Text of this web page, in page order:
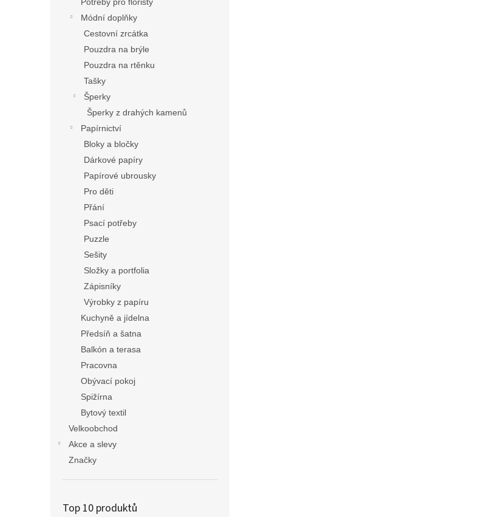
Módní doplňky
Cestovní zrcátka
Pouzdra na brýle
Pouzdra na rtěnku
Tašky
Šperky
Šperky z drahých kamenů
Papírnictví
Bloky a bločky
Dárkové papíry
Papírové ubrousky
Pro děti
Přání
Psací potřeby
Puzzle
Sešity
Složky a portfolia
Zápisníky
Výrobky z papíru
Kuchyně a jídelna
Předsíň a šatna
Balkón a terasa
Pracovna
Obývací pokoj
Spižírna
Bytový textil
Velkoobchod
Akce a slevy
Značky
Top 10 produktů